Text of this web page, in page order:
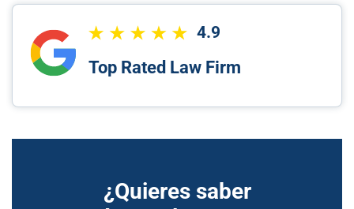
4.9
Top Rated Law Firm
¿Quieres saber